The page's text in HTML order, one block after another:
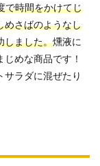
で時間をかけてじ
めさばのようなし
しました。燻液に
めな商品です！
サラダに混ぜたり